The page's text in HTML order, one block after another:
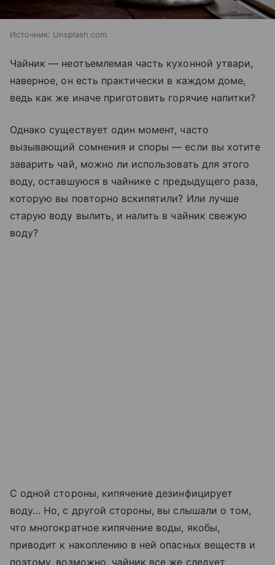
Источник: Unsplash.com
Чайник — неотъемлемая часть кухонной утвари,
наверное, он есть практически в каждом доме,
ведь как же иначе приготовить горячие напитки?
Однако существует один момент, часто
вызывающий сомнения и споры — если вы хотите
заварить чай, можно ли использовать для этого
воду, оставшуюся в чайнике с предыдущего раза,
которую вы повторно вскипятили? Или лучше
старую воду вылить, и налить в чайник свежую
воду?
С одной стороны, кипячение дезинфицирует
воду… Но, с другой стороны, вы слышали о том,
что многократное кипячение воды, якобы,
приводит к накоплению в ней опасных веществ и
поэтому, возможно, чайник все же следует